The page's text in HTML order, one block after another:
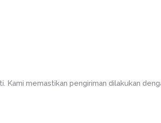
Kami memastikan pengiriman dilakukan